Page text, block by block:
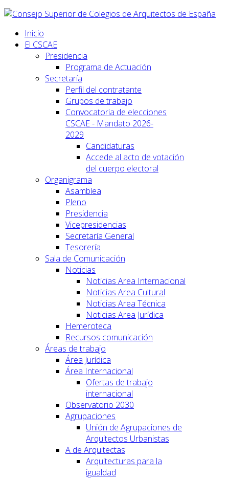
Inicio
El CSCAE
Presidencia
Programa de Actuación
Secretaría
Perfil del contratante
Grupos de trabajo
Convocatoria de elecciones
CSCAE - Mandato 2026-
2029
Candidaturas
Accede al acto de votación
del cuerpo electoral
Organigrama
Asamblea
Pleno
Presidencia
Vicepresidencias
Secretaría General
Tesorería
Sala de Comunicación
Noticias
Noticias Area Internacional
Noticias Area Cultural
Noticias Area Técnica
Noticias Area Jurídica
Hemeroteca
Recursos comunicación
Áreas de trabajo
Área Jurídica
Área Internacional
Ofertas de trabajo
internacional
Observatorio 2030
Agrupaciones
Unión de Agrupaciones de
Arquitectos Urbanistas
A de Arquitectas
Arquitecturas para la
igualdad